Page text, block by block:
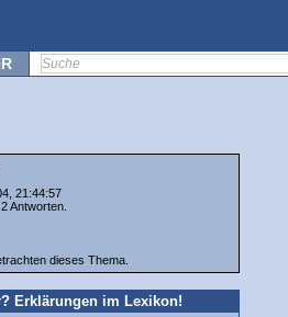
21:44:57
Antworten.
dieses Thema.
Erklärungen im Lexikon!